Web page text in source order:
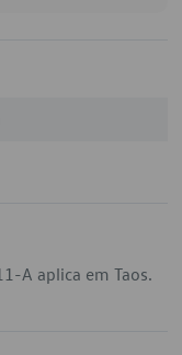
A aplica em Taos.